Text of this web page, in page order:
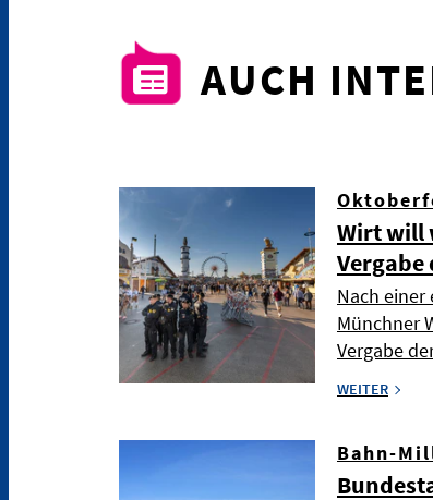
AUCH
Wirt will
Vergabe
Nach
Münchner
Vergabe
WEITER
Bahn-